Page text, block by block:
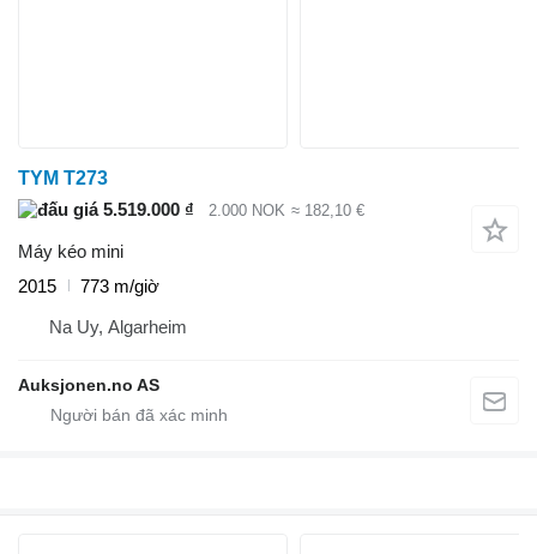
TYM T273
5.519.000 ₫
2.000 NOK ≈ 182,10 €
Máy kéo mini
2015
773 m/giờ
Na Uy, Algarheim
Auksjonen.no AS